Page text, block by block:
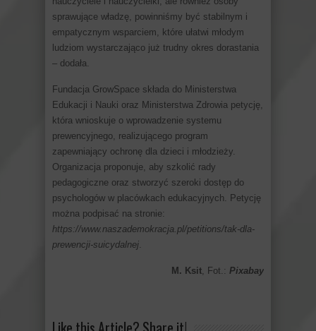
sprawujące władzę, powinniśmy być stabilnym i
empatycznym wsparciem, które ułatwi młodym
ludziom wystarczająco już trudny okres dorastania
– dodała.
Fundacja GrowSpace składa do Ministerstwa
Edukacji i Nauki oraz Ministerstwa Zdrowia petycję,
która wnioskuje o wprowadzenie systemu
prewencyjnego, realizującego program
zapewniający ochronę dla dzieci i młodzieży.
Organizacja proponuje, aby szkolić rady
pedagogiczne oraz stworzyć szeroki dostęp do
psychologów w placówkach edukacyjnych. Petycję
można podpisać na stronie:
https://www.naszademokracja.pl/petitions/tak-dla-
prewencji-suicydalnej
M. Ksit , Fot.: Pixabay